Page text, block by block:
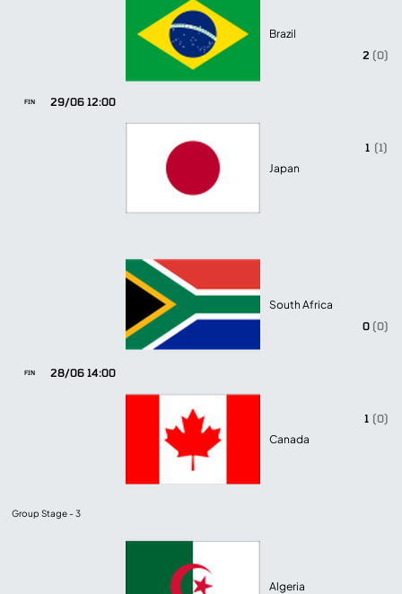
29/06 12:00
FIN
Brazil
Japan
2 (0)
1 (1)
28/06 14:00
FIN
South Africa
Canada
0 (0)
1 (0)
Group Stage - 3
Algeria